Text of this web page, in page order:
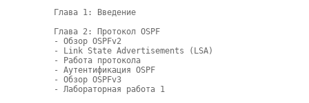
Глава 1: Введение
Глава 2: Протокол OSPF
- Обзор OSPFv2
- Link State Advertisements (LSA)
- Работа протокола
- Аутентификация OSPF
- Обзор OSPFv3
- Лабораторная работа 1